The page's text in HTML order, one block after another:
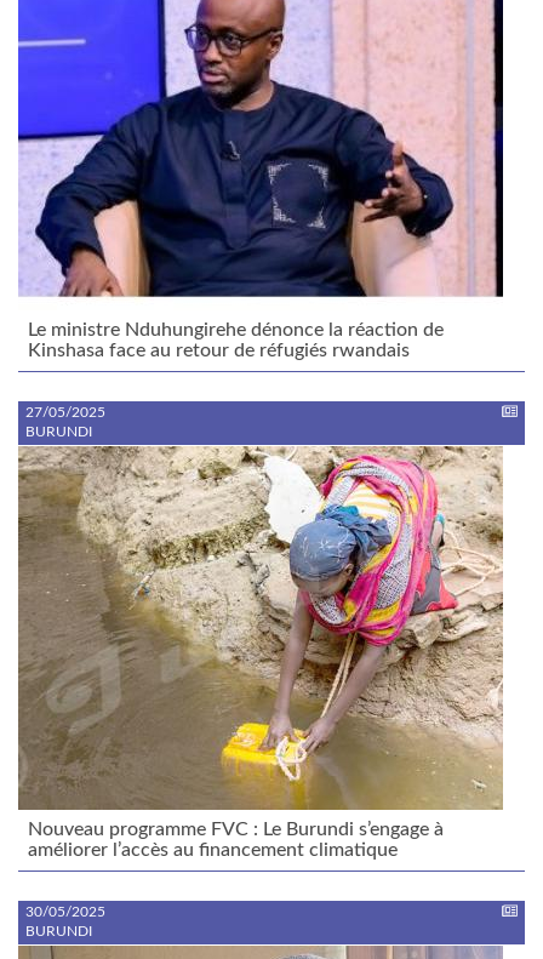
Le ministre Nduhungirehe dénonce la réaction de
Kinshasa face au retour de réfugiés rwandais
27/05/2025
BURUNDI
Nouveau programme FVC : Le Burundi s’engage à
améliorer l’accès au financement climatique
30/05/2025
BURUNDI